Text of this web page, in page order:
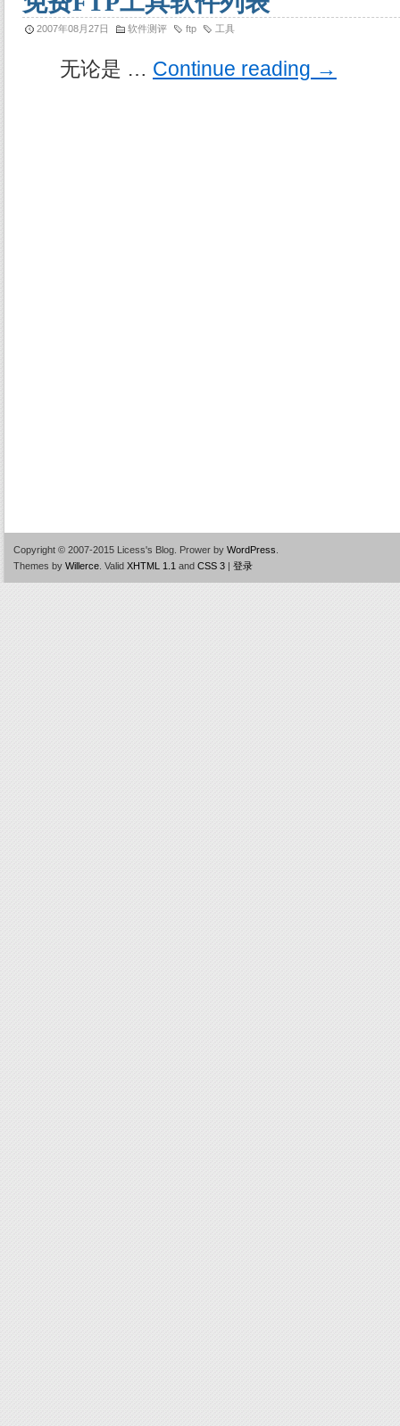
2007年08月27日 软件测评 ftp 工具
无论是 … Continue reading →
Copyright © 2007-2015 Licess's Blog. Prower by WordPress
Themes by Willerce Valid XHTML 1.1 and CSS 3 | 登录